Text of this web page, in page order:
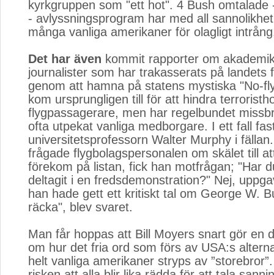
kyrkgruppen som "ett hot". 4 Bush omtalade
- avlyssningsprogram har med all
många vanliga amerikaner för olagligt
Det har även kommit rapporter om
journalister som har trakasserats på landets
genom att hamna på statens mystiska "No-
kom ursprungligen till för att hindra
flygpassagerare, men har regelbundet
ofta utpekat vanliga medborgare. I ett fall
universitetsprofessorn Walter Murphy i
frågade flygbolagspersonalen om skälet till
förekom på listan, fick han motfrågan; "Har
deltagit i en fredsdemonstration?" Nej,
han hade gett ett kritiskt tal om George W.
räcka", blev svaret.
Man får hoppas att Bill Moyers snart gör en
om hur det fria ord som förs av USA:s
helt vanliga amerikaner stryps av